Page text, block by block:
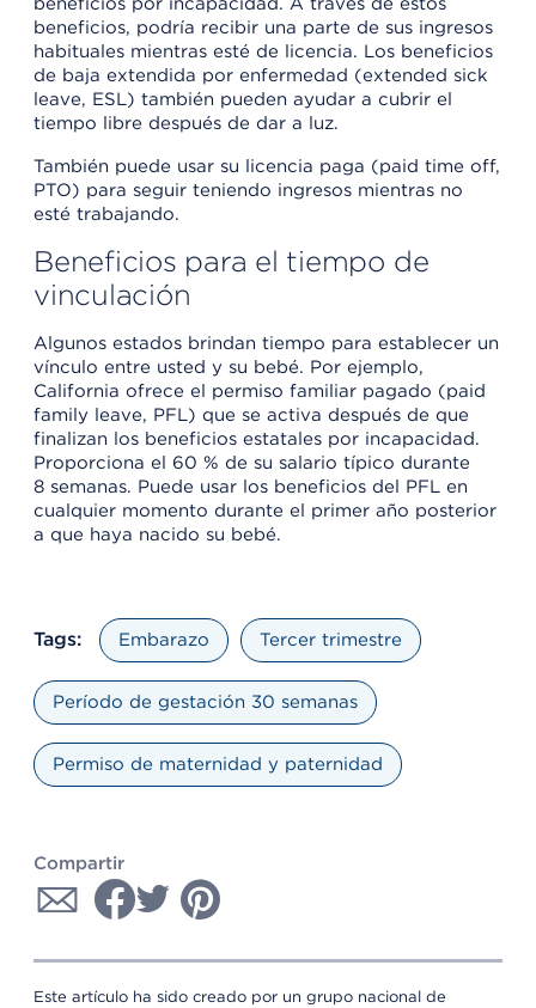
beneficios, podría recibir una parte de sus ingresos
habituales mientras esté de licencia. Los beneficios
de baja extendida por enfermedad (extended sick
leave, ESL) también pueden ayudar a cubrir el
tiempo libre después de dar a luz.
También puede usar su licencia paga (paid time off,
PTO) para seguir teniendo ingresos mientras no
esté trabajando.
Beneficios para el tiempo de
vinculación
Algunos estados brindan tiempo para establecer un
vínculo entre usted y su bebé. Por ejemplo,
California ofrece el permiso familiar pagado (paid
family leave, PFL) que se activa después de que
finalizan los beneficios estatales por incapacidad.
Proporciona el 60 % de su salario típico durante
8 semanas. Puede usar los beneficios del PFL en
cualquier momento durante el primer año posterior
a que haya nacido su bebé.
Tags: Embarazo Tercer trimestre
Período de gestación 30 semanas
Permiso de maternidad y paternidad
Compartir
Este artículo ha sido creado por un grupo nacional de